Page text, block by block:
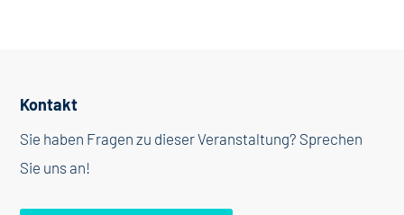
Kontakt
Sie haben Fragen zu dieser Veranstaltung? Sprechen
Sie uns an!